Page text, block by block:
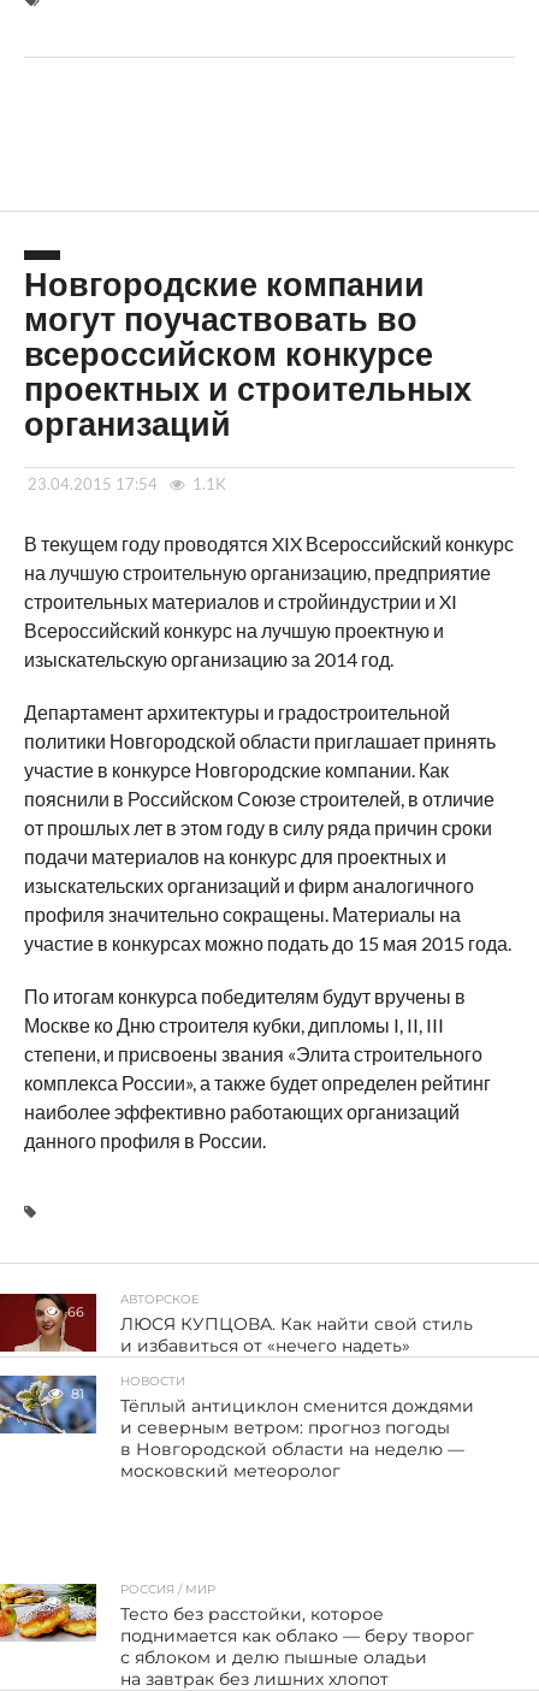
Новгородские компании
могут поучаствовать во
всероссийском конкурсе
проектных и строительных
организаций
23.04.2015 17:54 1.1K
В текущем году проводятся XIX Всероссийский конкурс
на лучшую строительную организацию, предприятие
строительных материалов и стройиндустрии и XI
Всероссийский конкурс на лучшую проектную и
изыскательскую организацию за 2014 год.
Департамент архитектуры и градостроительной
политики Новгородской области приглашает принять
участие в конкурсе Новгородские компании. Как
пояснили в Российском Союзе строителей, в отличие
от прошлых лет в этом году в силу ряда причин сроки
подачи материалов на конкурс для проектных и
изыскательских организаций и фирм аналогичного
профиля значительно сокращены. Материалы на
участие в конкурсах можно подать до 15 мая 2015 года.
По итогам конкурса победителям будут вручены в
Москве ко Дню строителя кубки, дипломы I, II, III
степени, и присвоены звания «Элита строительного
комплекса России», а также будет определен рейтинг
наиболее эффективно работающих организаций
данного профиля в России.
66
АВТОРСКОЕ
ЛЮСЯ КУПЦОВА. Как найти свой стиль
и избавиться от «нечего надеть»
81
НОВОСТИ
Тёплый антициклон сменится дождями
и северным ветром: прогноз погоды
в Новгородской области на неделю —
московский метеоролог
85
РОССИЯ / МИР
Тесто без расстойки, которое
поднимается как облако — беру творог
с яблоком и делю пышные оладьи
на завтрак без лишних хлопот